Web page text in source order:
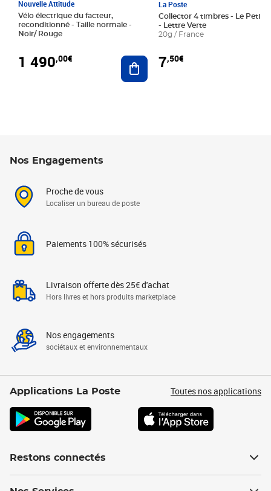
Nouvelle Attitude
Vélo électrique du facteur,
reconditionné - Taille normale -
Noir/ Rouge
1 490,00€ Ajouter au panier
La Poste
Collector 4 timbres - Le Petit
- Lettre Verte
20g / France
7,50€
Nos Engagements
Proche de vous
Localiser un bureau de poste
Paiements 100% sécurisés
Livraison offerte dès 25€ d'achat
Hors livres et hors produits marketplace
Nos engagements
sociétaux et environnementaux
Applications La Poste Toutes nos applications
Restons connectés